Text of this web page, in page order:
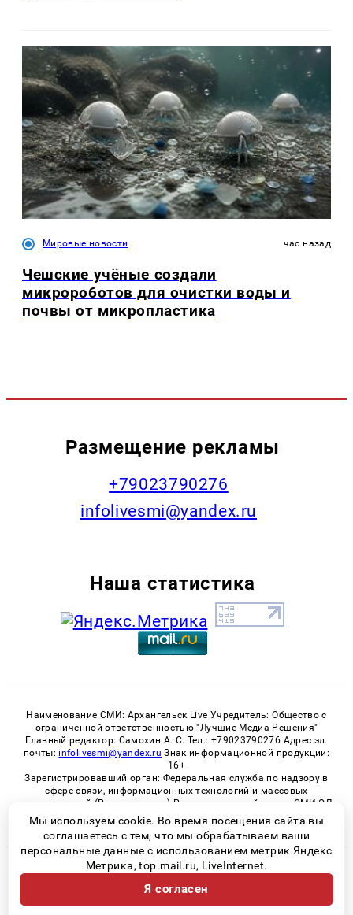
Мировые новости час назад
Чешские учёные создали
микророботов для очистки воды и
почвы от микропластика
Размещение рекламы
+79023790276
infolivesmi@yandex.ru
Наша статистика
Наименование СМИ: Архангельск Live Учредитель: Общество с
ограниченной ответственностью "Лучшие Медиа Решения"
Главный редактор: Самохин А. С. Тел.: +79023790276 Адрес эл.
почты: infolivesmi@yandex.ru Знак информационной продукции:
16+
Зарегистрировавший орган: Федеральная служба по надзору в
сфере связи, информационных технологий и массовых
коммуникаций (Роскомнадзор) Регистрационный номер СМИ ЭЛ
№ ФС 77 - 82533 от 21.01.2022
© 2026 «Архангельск Live» | Все права защищены
Возрастная категория сайта 16+
Политика конфиденциальности
Мы используем cookie. Во время посещения сайта вы
соглашаетесь с тем, что мы обрабатываем ваши
персональные данные с использованием метрик Яндекс
Метрика, top.mail.ru, LiveInternet.
Я согласен